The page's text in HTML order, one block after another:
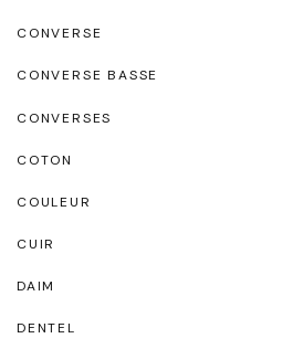
CONVERSE
CONVERSE BASSE
CONVERSES
COTON
COULEUR
CUIR
DAIM
DENTEL